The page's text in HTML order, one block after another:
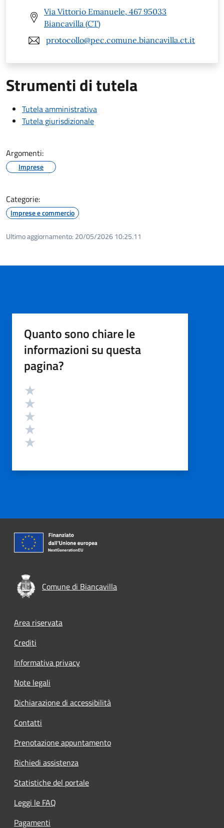
Via Vittorio Emanuele, 467 95033
Biancavilla (CT)
protocollo@pec.comune.biancavilla.ct.it
Strumenti di tutela
Tutela amministrativa
Tutela giurisdizionale
Argomenti:
Imprese
Categorie:
Imprese e commercio
Ultimo aggiornamento: 20/05/2026 10:25.11
Quanto sono chiare le
informazioni su questa
pagina?
Valutazione
Comune di Biancavilla
Footer menu
Area riservata
Crediti
Informativa privacy
Note legali
Dichiarazione di accessibilità
Contatti
Prenotazione appuntamento
Richiedi assistenza
Statistiche del portale
Leggi le FAQ
Pagamenti